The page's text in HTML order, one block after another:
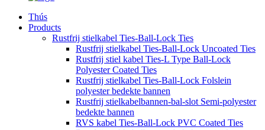
Thús
Products
Rustfrij stielkabel Ties-Ball-Lock Ties
Rustfrij stielkabel Ties-Ball-Lock Uncoated Ties
Rustfrij stiel kabel Ties-L Type Ball-Lock
Polyester Coated Ties
Rustfrij stielkabel Ties-Ball-Lock Folslein
polyester bedekte bannen
Rustfrij stielkabelbannen-bal-slot Semi-polyester
bedekte bannen
RVS kabel Ties-Ball-Lock PVC Coated Ties